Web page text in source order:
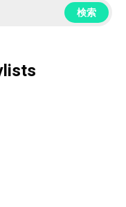
検索